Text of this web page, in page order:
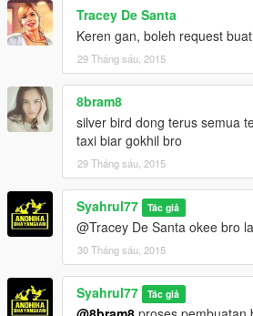
-logo blue bird by copyright blue bird
-logo mercedes benz by copyright
-IF YOU WANNA ASK SOMETHINGs
THIS MY TWITTER ACCOUNT
-OR VISIT MY OFFICIAL WEB >>
WWW.blinksevo.blogspot.com
Tracey De Santa
Keren gan, boleh request
29 Tháng sáu, 2015
8bram8
silver bird dong terus semua
taxi biar gokhil bro
29 Tháng sáu, 2015
Syahrul77 Tác giả
@Tracey De Santa okee bro
30 Tháng sáu, 2015
Syahrul77 Tác giả